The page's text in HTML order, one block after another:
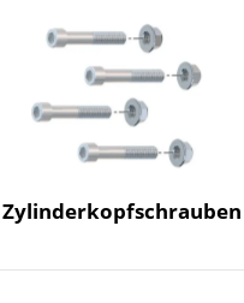
Zylinderkopfschrauben